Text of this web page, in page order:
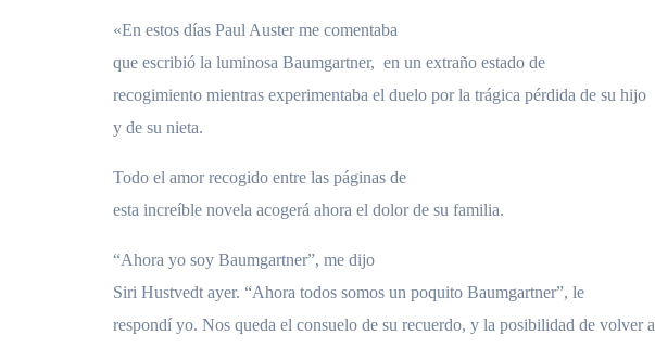
«En estos días Paul Auster me comentaba
que escribió la luminosa Baumgartner, en un extraño estado de
recogimiento mientras experimentaba el duelo por la trágica pérdida de su hijo
y de su nieta.
Todo el amor recogido entre las páginas de
esta increíble novela acogerá ahora el dolor de su familia.
“Ahora yo soy Baumgartner”, me dijo
Siri Hustvedt ayer. “Ahora todos somos un poquito Baumgartner”, le
respondí yo. Nos queda el consuelo de su recuerdo, y la posibilidad de volver a